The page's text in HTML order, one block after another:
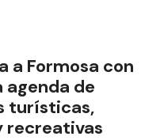
a Formosa con
agenda de
turísticas,
recreativas